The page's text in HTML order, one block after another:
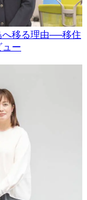
へ移る理由──移住
ー